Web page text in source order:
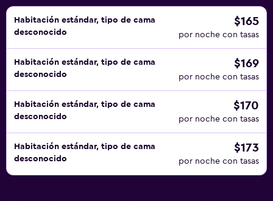
Habitación estándar, tipo de cama
desconocido
$165
por noche con tasas
Habitación estándar, tipo de cama
desconocido
$169
por noche con tasas
Habitación estándar, tipo de cama
desconocido
$170
por noche con tasas
Habitación estándar, tipo de cama
desconocido
$173
por noche con tasas